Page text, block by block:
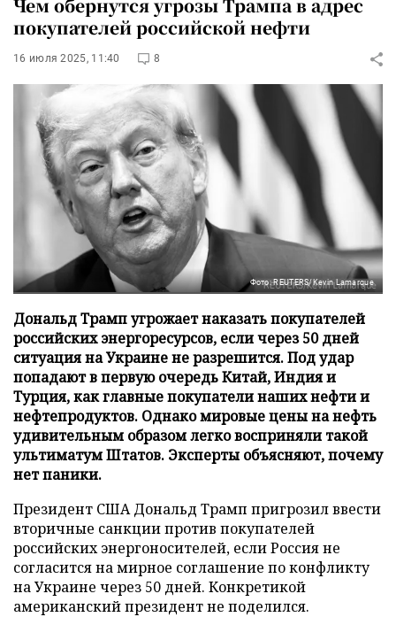
Чем обернутся угрозы Трампа в адрес
покупателей российской нефти
16 июля 2025, 11:40 8
Фото: REUTERS/Kevin Lamarque
Дональд Трамп угрожает наказать покупателей
российских энергоресурсов, если через 50 дней
ситуация на Украине не разрешится. Под удар
попадают в первую очередь Китай, Индия и
Турция, как главные покупатели наших нефти и
нефтепродуктов. Однако мировые цены на нефть
удивительным образом легко восприняли такой
ультиматум Штатов. Эксперты объясняют, почему
нет паники.
Президент США Дональд Трамп пригрозил ввести
вторичные санкции против покупателей
российских энергоносителей, если Россия не
согласится на мирное соглашение по конфликту
на Украине через 50 дней. Конкретикой
американский президент не поделился.